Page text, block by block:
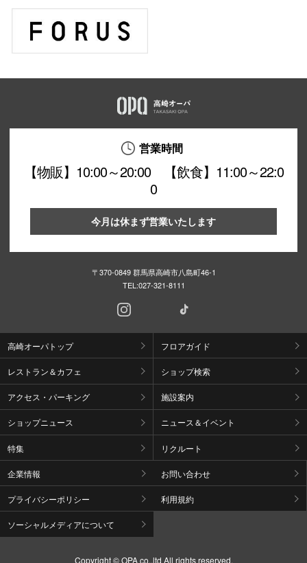
営業時間
【物販】10:00～20:00 【飲食】11:00～22:0
0
今月は休まず営業いたします
〒370-0849 群馬県高崎市八島町46-1
TEL:027-321-8111
高崎オーパトップ フロアガイド
レストラン＆カフェ ショップ検索
アクセス・パーキング 施設案内
ショップニュース ニュース＆イベント
特集 リクルート
企業情報 お問い合わせ
プライバシーポリシー 利用規約
ソーシャルメディアについて
Copyright © OPA co.,ltd All rights reserved.